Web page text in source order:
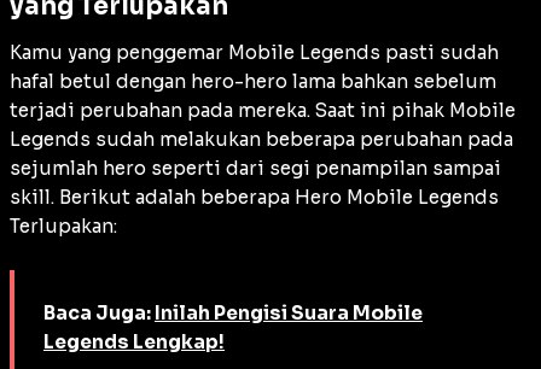
Kamu yang penggemar Mobile Legends pasti sudah
hafal betul dengan hero-hero lama bahkan sebelum
terjadi perubahan pada mereka. Saat ini pihak Mobile
Legends sudah melakukan beberapa perubahan pada
sejumlah hero seperti dari segi penampilan sampai
skill. Berikut adalah beberapa Hero Mobile Legends
Terlupakan:
Baca Juga: Inilah Pengisi Suara Mobile
Legends Lengkap!